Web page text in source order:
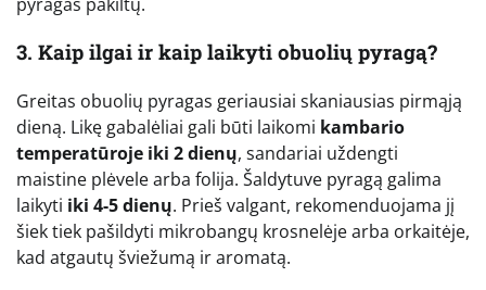
3. Kaip ilgai ir kaip laikyti obuolių pyragą?
Greitas obuolių pyragas geriausiai skaniausias pirmąją
dieną. Likę gabalėliai gali būti laikomi kambario
temperatūroje iki 2 dienų, sandariai uždengti
maistine plėvele arba folija. Šaldytuve pyragą galima
laikyti iki 4-5 dienų. Prieš valgant, rekomenduojama jį
šiek tiek pašildyti mikrobangų krosnelėje arba orkaitėje,
kad atgautų šviežumą ir aromatą.